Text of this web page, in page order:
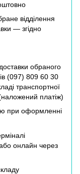
відділення
— згідно
обраного
(097) 809 60 30
транспортної
платіж)
при оформленні
онлайн через